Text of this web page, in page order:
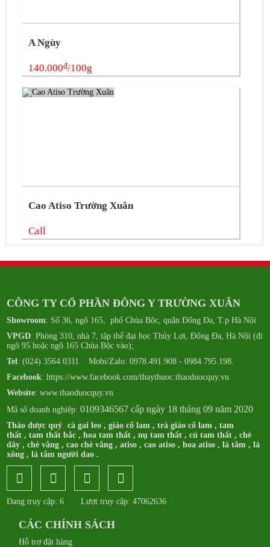
A Ngùy
140.000đ/100g
Cao Atiso Trường Xuân
Call
CÔNG TY CỔ PHẦN ĐÔNG Y TRƯỜNG XUÂN
Showroom: Số 36, ngõ 165, phố Chùa Bộc, quận Đống Đa, T.p Hà Nội
VPGD: Phòng 310, nhà 7, tập thể đại học Thủy Lợi, Đống Đa, Hà Nội (đi
ngõ 95 hoặc ngõ 165 Chùa Bộc vào);
Tel: (024) 3564.0311 Mobi/Zalo: 0978.491.908 - 0984.795.198.
Facebook:https://www.facebook.com/thaythuoc.thaoduocquy.vn
Website: www.thaoduocquy.vn
Mã số doanh nghiệp:0109346567 cấp ngày 18 tháng 09 năm 2020
Thảo dược quý:cà gai leo ,giảo cổ lam ,trà giảo cổ lam ,tam
thất ,tam thất bắc ,hoa tam thất ,nụ tam thất ,củ tam thất ,chè
dây ,chè vằng ,cao chè vằng ,atiso ,cao atiso ,hoa atiso ,lá tắm ,lá
xông ,lá tắm người dao .
Đang truy cập: 6 Lượt truy cập: 47062636
CÁC CHÍNH SÁCH
Hỗ trợ đặt hàng